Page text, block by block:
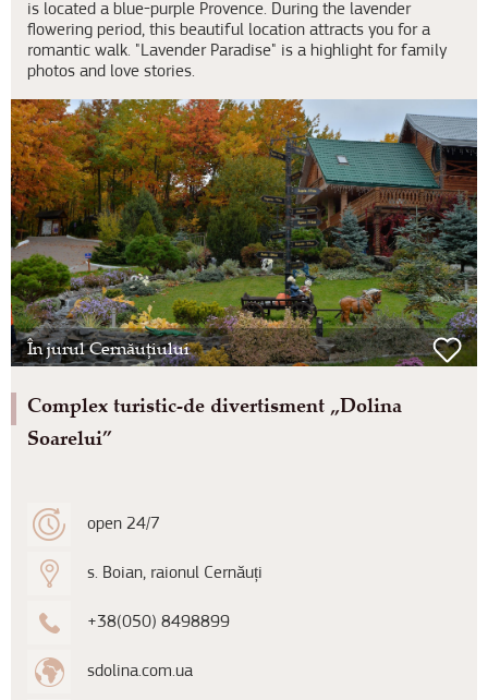
is located a blue-purple Provence. During the lavender
flowering period, this beautiful location attracts you for a
romantic walk. "Lavender Paradise" is a highlight for family
photos and love stories.
În jurul Cernăuțiului
Complex turistic-de divertisment „Dolina
Soarelui”
open 24/7
s. Boian, raionul Cernăuți
+38(050) 8498899
sdolina.com.ua